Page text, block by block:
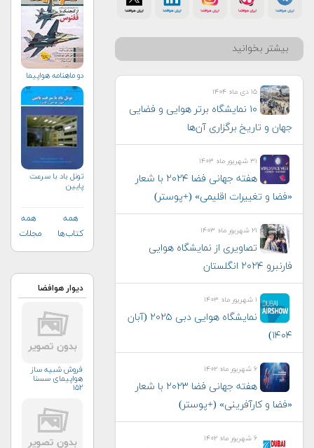
بیشتر بخوانید
۱۵ دی ماه ۱۴۰۴
۱۰ نمایشگاه برتر هوایی و فضایی
جهان و تاریخ برگزاری آن‌ها
۳۱ شهریور ماه ۱۴۰۳
هفته جهانی فضا ۲۰۲۴ با شعار
«فضا و تغییرات اقلیمی» (+پوستر)
۲۱ شهریور ماه ۱۴۰۳
تصاویری از نمایشگاه هوایی
فارنبرو ۲۰۲۴ انگلستان
۱ شهریور ماه ۱۴۰۳
نمایشگاه هوایی دبی ۲۰۲۵ (آبان
۱۴۰۴)
۶ شهریور ماه ۱۴۰۲
هفته جهانی فضا ۲۰۲۳ با شعار
«فضا و کارآفرینی» (+پوستر)
۶ شهریور ماه ۱۴۰۲
دو ماهنامه هواپيما
تونل باد با سرعت
پایین
همه
کتاب‌ها
همه
مجلات
دیوار هوافضا
فروش شبیه ساز
هواپیمای سسنا
۱۵۲